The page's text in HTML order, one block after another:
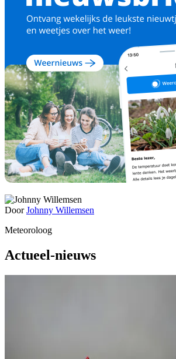
DoorJohnny Willemsen
Meteoroloog
Actueel-nieuws